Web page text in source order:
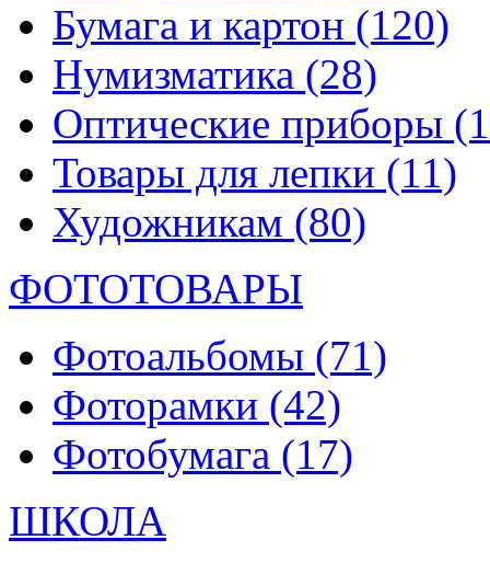
Бумага и картон (120)
Нумизматика (28)
Оптические приборы
Товары для лепки (11)
Художникам (80)
ФОТОТОВАРЫ
Фотоальбомы (71)
Фоторамки (42)
Фотобумага (17)
ШКОЛА